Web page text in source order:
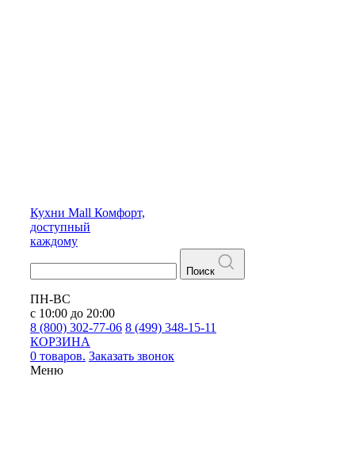
Кухни Mall Комфорт,
доступный
каждому
Поиск
ПН-ВС
с 10:00 до 20:00
8 (800) 302-77-06 8 (499) 348-15-11
КОРЗИНА
0 товаров. Заказать звонок
Меню